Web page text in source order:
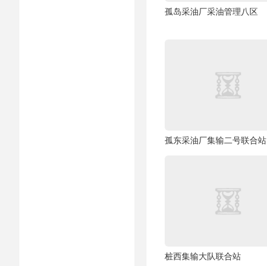
孤岛采油厂采油管理八区
孤东采油厂集输二号联合站
桩西集输大队联合站